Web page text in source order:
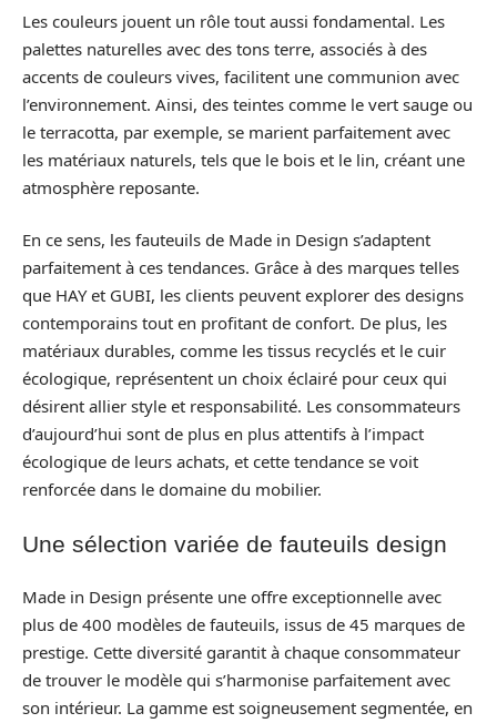
Les couleurs jouent un rôle tout aussi fondamental. Les
palettes naturelles avec des tons terre, associés à des
accents de couleurs vives, facilitent une communion avec
l’environnement. Ainsi, des teintes comme le vert sauge ou
le terracotta, par exemple, se marient parfaitement avec
les matériaux naturels, tels que le bois et le lin, créant une
atmosphère reposante.
En ce sens, les fauteuils de Made in Design s’adaptent
parfaitement à ces tendances. Grâce à des marques telles
que HAY et GUBI, les clients peuvent explorer des designs
contemporains tout en profitant de confort. De plus, les
matériaux durables, comme les tissus recyclés et le cuir
écologique, représentent un choix éclairé pour ceux qui
désirent allier style et responsabilité. Les consommateurs
d’aujourd’hui sont de plus en plus attentifs à l’impact
écologique de leurs achats, et cette tendance se voit
renforcée dans le domaine du mobilier.
Une sélection variée de fauteuils design
Made in Design présente une offre exceptionnelle avec
plus de 400 modèles de fauteuils, issus de 45 marques de
prestige. Cette diversité garantit à chaque consommateur
de trouver le modèle qui s’harmonise parfaitement avec
son intérieur. La gamme est soigneusement segmentée, en